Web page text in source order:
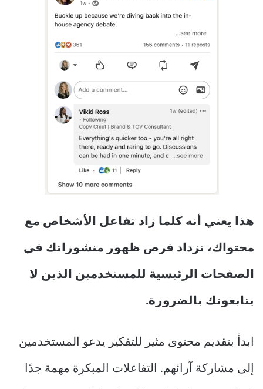
هذا يعني أنه كلما زاد تفاعل الأشخاص مع
محتواك، تزداد فرص ظهور منشوراتك في
الصفحات الرئيسية للمستخدمين الذين لا
يتابعونك بالضرورة.
ابدأ بتقديم محتوى مثير للتفكير يدعو المستخدمين
إلى مشاركة آرائهم. التفاعلات المبكرة مهمة جدًا